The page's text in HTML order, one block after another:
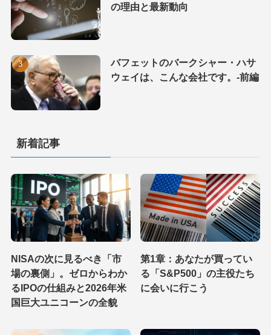
の理由と最新動向
バフェットのバークシャー・ハサ
ウェイは、こんな会社です。-前編
新着記事
NISAの次に見るべき「市
場の裏側」。ゼロからわか
るIPOの仕組みと2026年米
国巨大ユニコーンの全貌
第1章：あなたが買ってい
る「S&P500」の主役たち
に会いに行こう